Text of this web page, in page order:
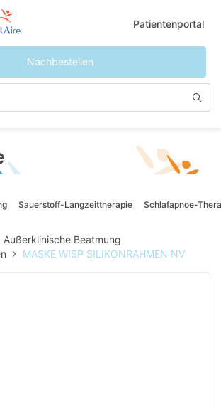
Patientenportal
Nachbestellen
Sauerstoff-Langzeittherapie Schlafapnoe-
Außerklinische Beatmung
MASKE WISP SILIKONRAHMEN NV